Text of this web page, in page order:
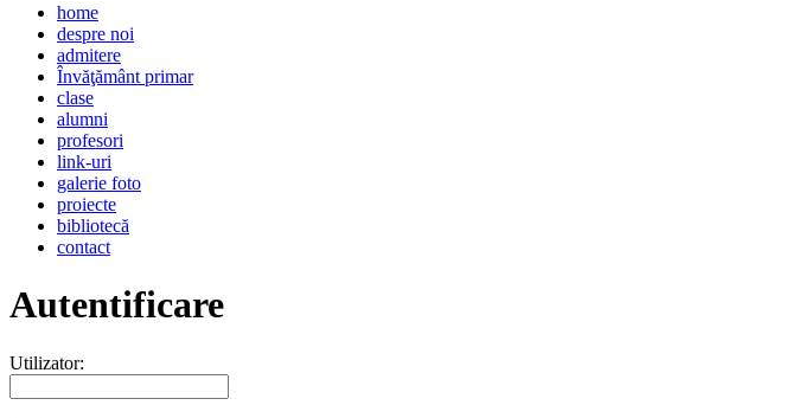
home
despre noi
admitere
Învăţământ primar
clase
alumni
profesori
link-uri
galerie foto
proiecte
bibliotecă
contact
Autentificare
Utilizator: